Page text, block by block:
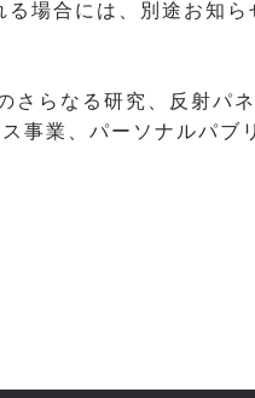
場合には、別途お知ら
さらなる研究、反射パ
事業、パーソナルパ